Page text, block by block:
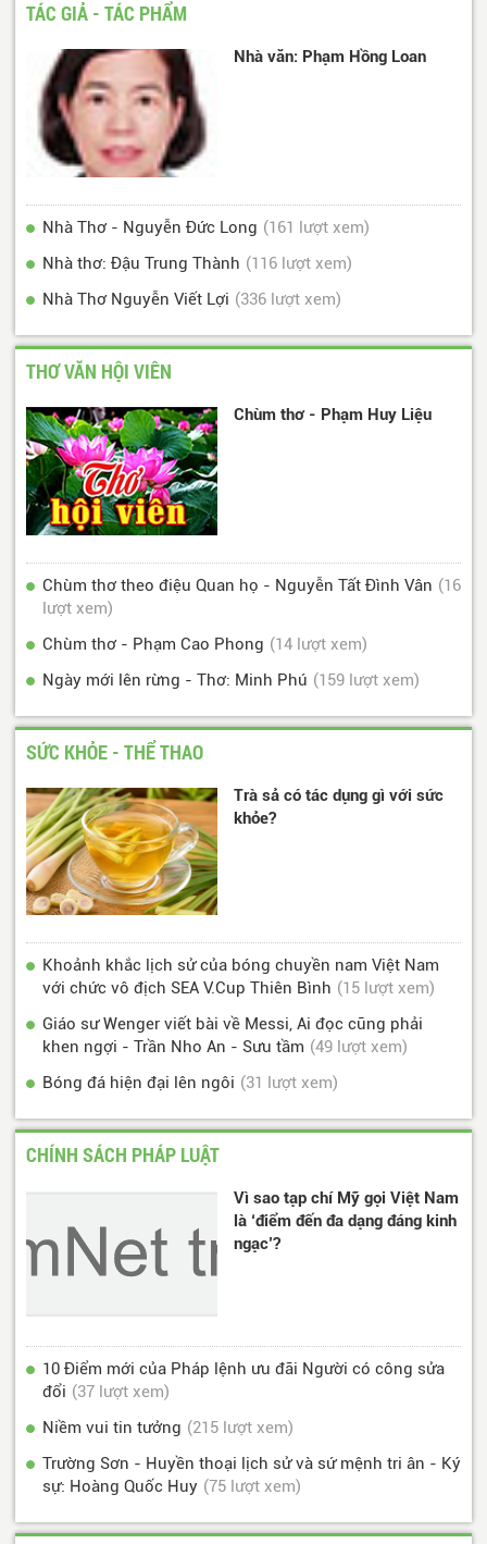
TÁC GIẢ - TÁC PHẨM
Nhà văn: Phạm Hồng Loan
Nhà Thơ - Nguyễn Đức Long (161 lượt xem)
Nhà thơ: Đậu Trung Thành (116 lượt xem)
Nhà Thơ Nguyễn Viết Lợi (336 lượt xem)
THƠ VĂN HỘI VIÊN
Chùm thơ - Phạm Huy Liệu
Chùm thơ theo điệu Quan họ - Nguyễn Tất Đình Vân (16
lượt xem)
Chùm thơ - Phạm Cao Phong (14 lượt xem)
Ngày mới lên rừng - Thơ: Minh Phú (159 lượt xem)
SỨC KHỎE - THỂ THAO
Trà sả có tác dụng gì với sức
khỏe?
Khoảnh khắc lịch sử của bóng chuyền nam Việt Nam
với chức vô địch SEA V.Cup Thiên Bình (15 lượt xem)
Giáo sư Wenger viết bài về Messi, Ai đọc cũng phải
khen ngợi - Trần Nho An - Sưu tầm (49 lượt xem)
Bóng đá hiện đại lên ngôi (31 lượt xem)
CHÍNH SÁCH PHÁP LUẬT
Vì sao tạp chí Mỹ gọi Việt Nam
là ‘điểm đến đa dạng đáng kinh
ngạc’?
10 Điểm mới của Pháp lệnh ưu đãi Người có công sửa
đổi (37 lượt xem)
Niềm vui tin tưởng (215 lượt xem)
Trường Sơn - Huyền thoại lịch sử và sứ mệnh tri ân - Ký
sự: Hoàng Quốc Huy (75 lượt xem)